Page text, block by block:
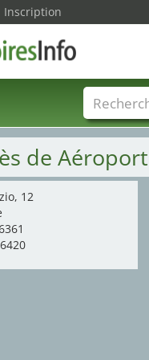
de
12
Inscription
Foire